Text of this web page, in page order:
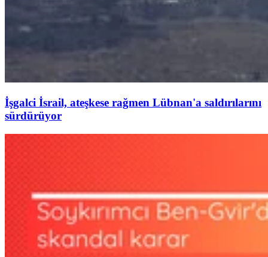
İşgalci İsrail, ateşkese rağmen Lübnan'a saldırılarını
sürdürüyor